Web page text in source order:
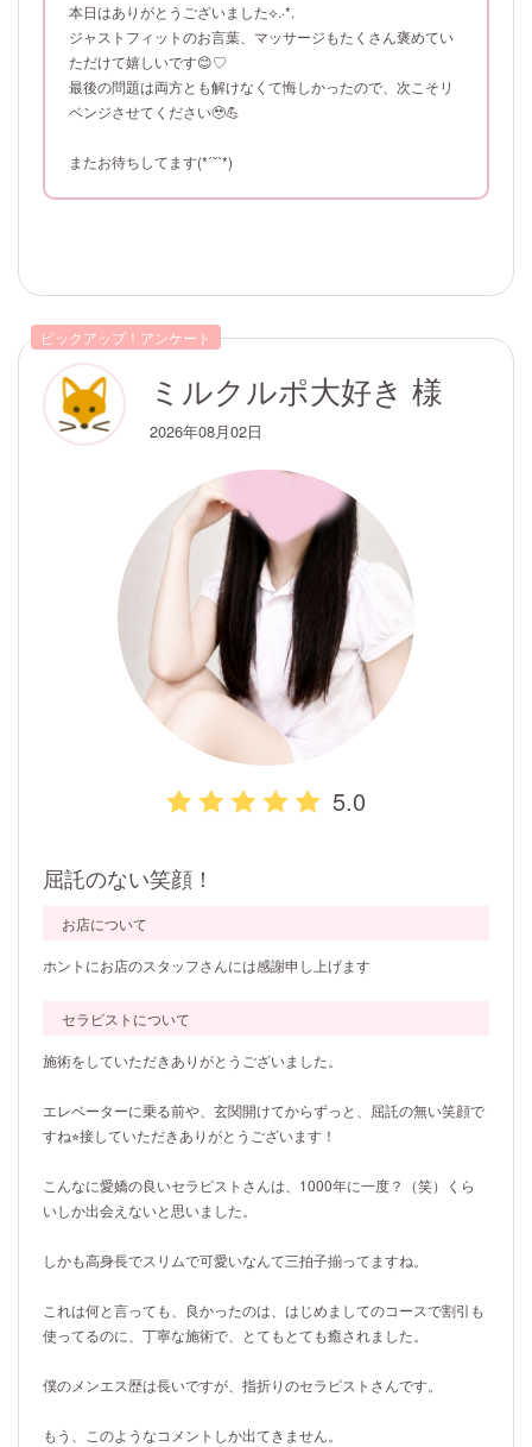
本日はありがとうございました⟡.·*.
ジャストフィットのお言葉、マッサージもたくさん褒めてい
ただけて嬉しいです😊♡
最後の問題は両方とも解けなくて悔しかったので、次こそリ
ベンジさせてください🥹💪
またお待ちしてます(*ˊ˘ˋ*)
ピックアップ！アンケート
ミルクルポ大好き 様
2026年08月02日
5.0
屈託のない笑顔！
お店について
ホントにお店のスタッフさんには感謝申し上げます
セラピストについて
施術をしていただきありがとうございました。
エレベーターに乗る前や、玄関開けてからずっと、屈託の無い笑顔で
すね⭐︎接していただきありがとうございます！
こんなに愛嬌の良いセラピストさんは、1000年に一度？（笑）くら
いしか出会えないと思いました。
しかも高身長でスリムで可愛いなんて三拍子揃ってますね。
これは何と言っても、良かったのは、はじめましてのコースで割引も
使ってるのに、丁寧な施術で、とてもとても癒されました。
僕のメンエス歴は長いですが、指折りのセラピストさんです。
もう、このようなコメントしか出てきません。